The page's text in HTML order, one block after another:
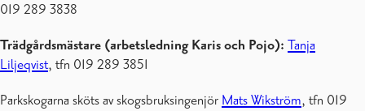
019 289 3838
Trädgårdsmästare (arbetsledning Karis och Pojo): Tanja
Liljeqvist, tfn 019 289 3851
Parkskogarna sköts av skogsbruksingenjör Mats Wikström, tfn 019